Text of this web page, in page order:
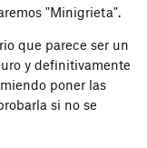
"Minigrieta".
que parece ser un
y definitivamente
poner las
si no se